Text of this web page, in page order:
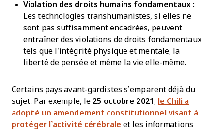
Violation des droits humains fondamentaux :
Les technologies transhumanistes, si elles ne
sont pas suffisamment encadrées, peuvent
entraîner des violations de droits fondamentaux
tels que l’intégrité physique et mentale, la
liberté de pensée et même la vie elle-même.
Certains pays avant-gardistes s’emparent déjà du
sujet. Par exemple, le 25 octobre 2021 , le Chili a
adopté un amendement constitutionnel visant à
protéger l’activité cérébrale et les informations